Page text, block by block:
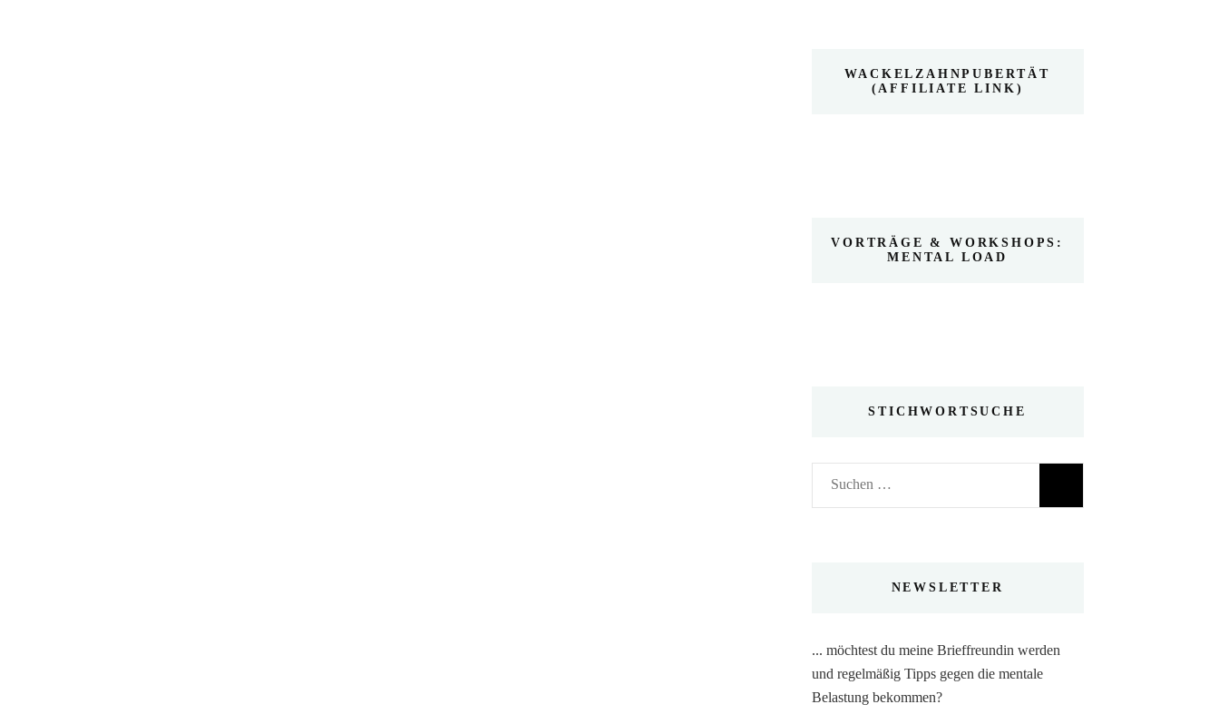
WACKELZAHNPUBERTÄT
(AFFILIATE LINK)
VORTRÄGE & WORKSHOPS:
MENTAL LOAD
STICHWORTSUCHE
Suchen
nach:
NEWSLETTER
... möchtest du meine Brieffreundin werden
und regelmäßig Tipps gegen die mentale
Belastung bekommen?